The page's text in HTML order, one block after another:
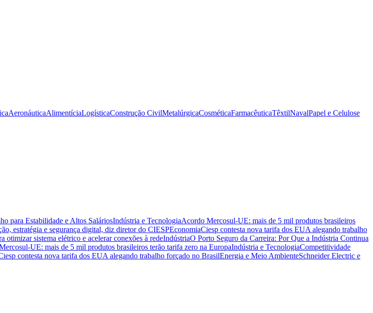
AeronáuticaAlimentíciaLogísticaConstrução CivilMetalúrgicaCosméticaFarmacêuticaTêxtilNavalPapel e Celulose
para Estabilidade e Altos SaláriosIndústria e TecnologiaAcordo Mercosul-UE: mais de 5 mil produtos brasileiros
estratégia e segurança digital, diz diretor do CIESPEconomiaCiesp contesta nova tarifa dos EUA alegando trabalho
sistema elétrico e acelerar conexões à redeIndústriaO Porto Seguro da Carreira: Por Que a Indústria Continua
UE: mais de 5 mil produtos brasileiros terão tarifa zero na EuropaIndústria e TecnologiaCompetitividade
contesta nova tarifa dos EUA alegando trabalho forçado no BrasilEnergia e Meio AmbienteSchneider Electric e